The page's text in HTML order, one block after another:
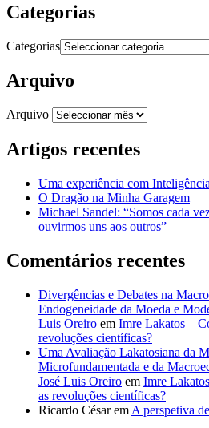
Categorias
Categorias
Arquivo
Arquivo
Artigos recentes
Uma experiência com
O Dragão na Minha Garagem
Michael Sandel: “Somos cada
ouvirmos uns aos outros”
Comentários recentes
Divergências e Debates na
Endogeneidade da Moeda e
Luis Oreiro em Imre Lakatos –
revoluções científicas?
Uma Avaliação Lakatosiana da
Microfundamentada e da
José Luis Oreiro em Imre
as revoluções científicas?
Ricardo Césarem A perspetiva